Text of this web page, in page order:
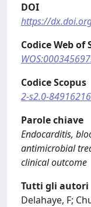
DOI
https://
Codice Web of
Codice Scopus
2-s2.0-
Parole chiave
Endocarditis,
antimicrobial
clinical outcome
Tutti gli autori
Delahaye, F;